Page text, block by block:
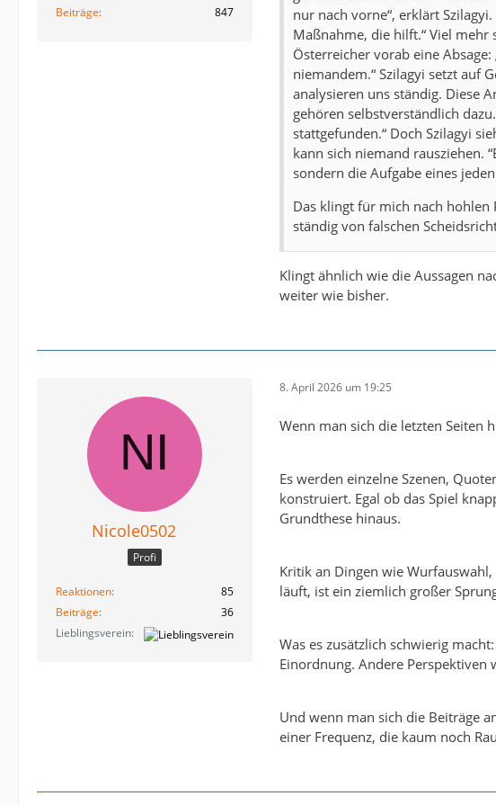
Beiträge
847
nur nach vorne“, erklärt
Maßnahme, die hilft.“ Viel
Österreicher vorab eine
niemandem.“ Szilagyi setzt auf
analysieren uns ständig. Diese
gehören selbstverständlich
stattgefunden.“ Doch Szilagyi
kann sich niemand rausziehen.
sondern die Aufgabe eines
Das klingt für mich nach
ständig von falschen
Klingt ähnlich wie die Aussagen
weiter wie bisher.
Nicole0502
Profi
Reaktionen
85
Beiträge
36
Lieblingsverein
8. April 2026 um 19:25
Wenn man sich die letzten Seiten
Es werden einzelne Szenen,
konstruiert. Egal ob das Spiel
Grundthese hinaus.
Kritik an Dingen wie
läuft, ist ein ziemlich großer
Was es zusätzlich schwierig
Einordnung. Andere
Und wenn man sich die Beiträge
einer Frequenz, die kaum noch